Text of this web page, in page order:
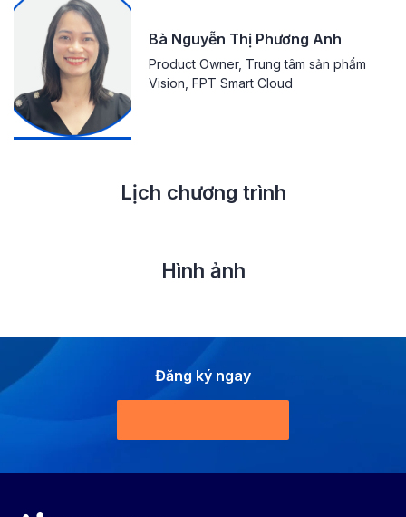
Bà Nguyễn Thị Phương Anh
Product Owner, Trung tâm sản phẩm
Vision, FPT Smart Cloud
Lịch chương trình
Hình ảnh
Đăng ký ngay